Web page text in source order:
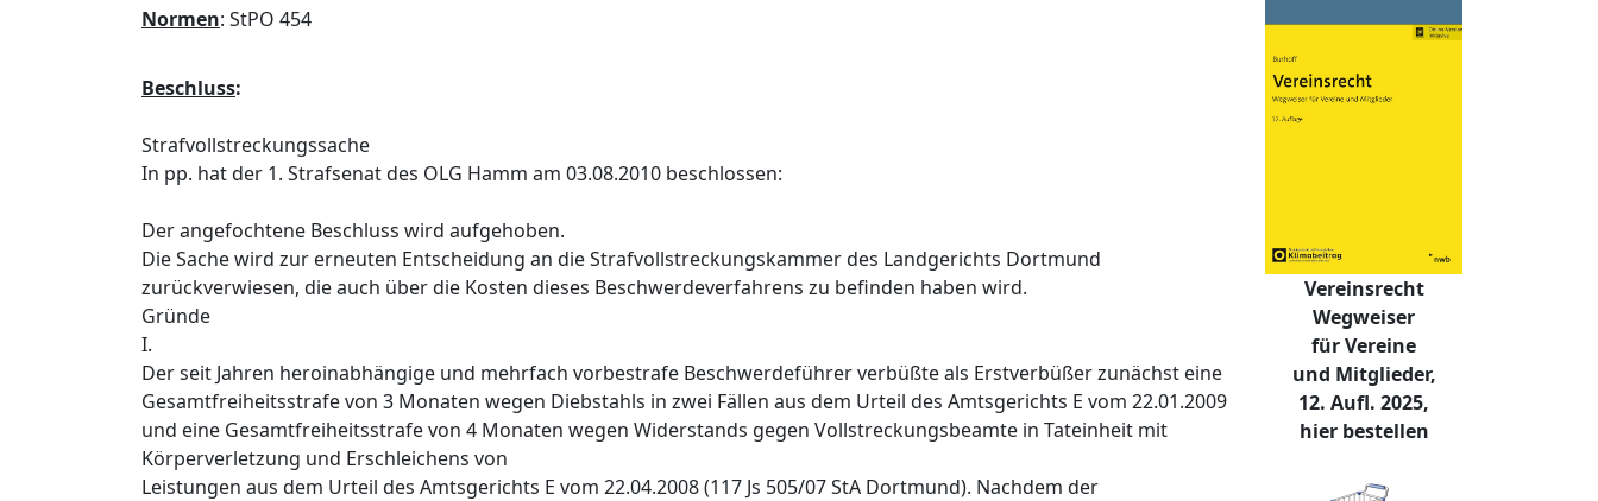
Normen: StPO 454
Beschluss:
Strafvollstreckungssache
In pp. hat der 1. Strafsenat des OLG Hamm am 03.08.2010 beschlossen:
Der angefochtene Beschluss wird aufgehoben.
Die Sache wird zur erneuten Entscheidung an die Strafvollstreckungskammer des Landgerichts Dortmund
zurückverwiesen, die auch über die Kosten dieses Beschwerdeverfahrens zu befinden haben wird.
Gründe
I.
Der seit Jahren heroinabhängige und mehrfach vorbestrafe Beschwerdeführer verbüßte als Erstverbüßer zunächst eine
Gesamtfreiheitsstrafe von 3 Monaten wegen Diebstahls in zwei Fällen aus dem Urteil des Amtsgerichts E vom 22.01.2009
und eine Gesamtfreiheitsstrafe von 4 Monaten wegen Widerstands gegen Vollstreckungsbeamte in Tateinheit mit
Körperverletzung und Erschleichens von
Leistungen aus dem Urteil des Amtsgerichts E vom 22.04.2008 (117 Js 505/07 StA Dortmund). Nachdem der
Vereinsrecht
Wegweiser
für Vereine
und Mitglieder,
12. Aufl. 2025,
hier bestellen